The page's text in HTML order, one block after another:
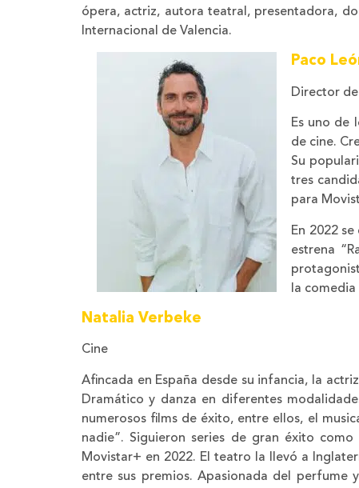
ópera, actriz, autora teatral, presentadora,
Internacional de Valencia.
Paco
Director
Es uno de
de cine.
Su
tres
para
En 2022
estrena
la
Natalia Verbeke
Cine
Afincada en España desde su infancia, la
Dramático y danza en diferentes
numerosos films de éxito, entre ellos, el
nadie”. Siguieron series de gran éxito
Movistar+ en 2022. El teatro la llevó a
entre sus premios. Apasionada del perfume